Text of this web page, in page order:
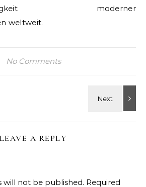
moderner
weltweit.
No Comments
LEAVE A REPLY
will not be published. Required